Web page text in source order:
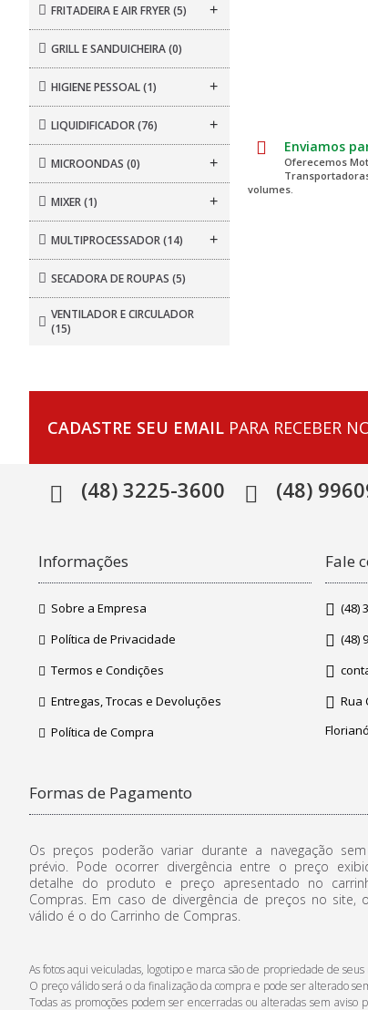
FRITADEIRA E AIR FRYER(5) +
GRILL E SANDUICHEIRA(0)
HIGIENE PESSOAL(1) +
LIQUIDIFICADOR(76) +
MICROONDAS (0) +
MIXER(1) +
MULTIPROCESSADOR(14) +
SECADORA DE ROUPAS (5)
VENTILADOR E CIRCULADOR
(15)
Enviamos
Oferecemos
volumes.
CADASTRE SEU EMAIL PARA RECEBER
(48) 3225-3600 (48)
Informações
Sobre a Empresa
Política de Privacidade
Termos e Condições
Entregas, Trocas e Devoluções
Política de Compra
Fale
(48)
(48)
Rua
Formas de Pagamento
Os preços poderão variar durante a navegação
prévio. Pode ocorrer divergência entre o preço
detalhe do produto e preço apresentado no
Compras. Em caso de divergência de preços no site,
válido é o do Carrinho de Compras.
As fotos aqui veiculadas, logotipo e marca são de propriedade de
O preço válido será o da finalização da compra e pode ser alterado
Todas as promoções podem ser encerradas ou alteradas sem